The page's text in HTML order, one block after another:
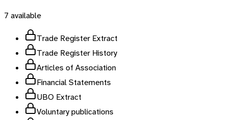
7 available
Trade Register Extract
Trade Register History
Articles of Association
Financial Statements
UBO Extract
Voluntary publications